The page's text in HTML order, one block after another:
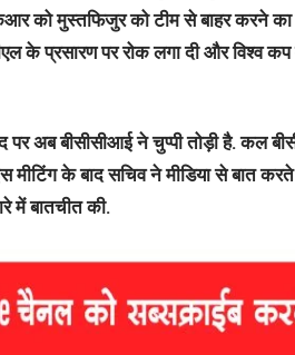
को मुस्तफिजुर को टीम से बाहर करने का
के प्रसारण पर रोक लगा दी और विश्व
पर अब बीसीसीआई ने चुप्पी तोड़ी है. कल
मीटिंग के बाद सचिव ने मीडिया से बात
में बातचीत की.